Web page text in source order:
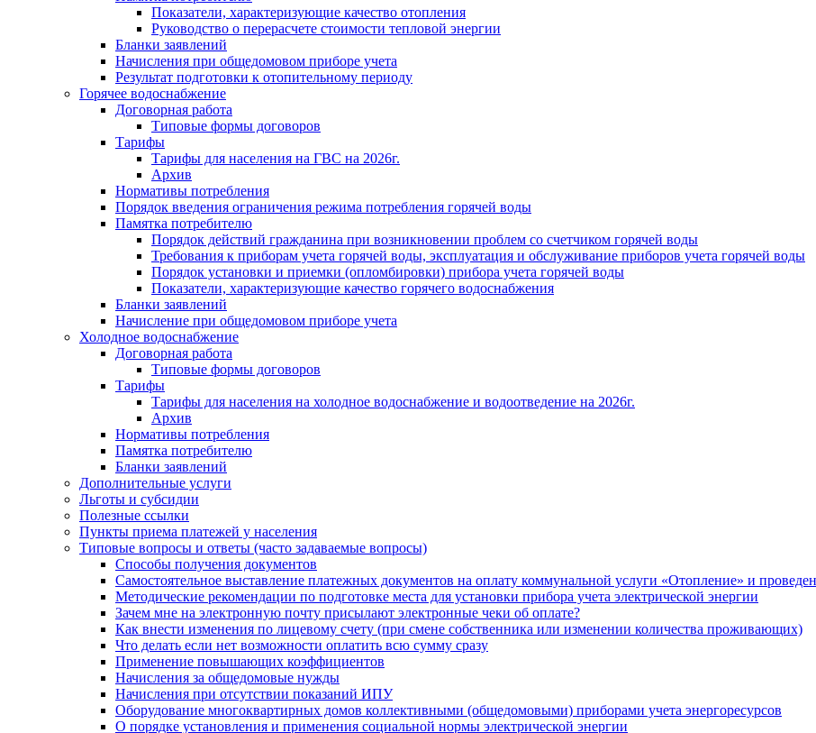
Показатели, характеризующие качество отопления
Руководство о перерасчете стоимости тепловой энергии
Бланки заявлений
Начисления при общедомовом приборе учета
Результат подготовки к отопительному периоду
Горячее водоснабжение
Договорная работа
Типовые формы договоров
Тарифы
Тарифы для населения на ГВС на 2026г.
Архив
Нормативы потребления
Порядок введения ограничения режима потребления горячей воды
Памятка потребителю
Порядок действий гражданина при возникновении проблем со счетчиком горячей воды
Требования к приборам учета горячей воды, эксплуатация и обслуживание приборов учета горячей воды
Порядок установки и приемки (опломбировки) прибора учета горячей воды
Показатели, характеризующие качество горячего водоснабжения
Бланки заявлений
Начисление при общедомовом приборе учета
Холодное водоснабжение
Договорная работа
Типовые формы договоров
Тарифы
Тарифы для населения на холодное водоснабжение и водоотведение на 2026г.
Архив
Нормативы потребления
Памятка потребителю
Бланки заявлений
Дополнительные услуги
Льготы и субсидии
Полезные ссылки
Пункты приема платежей у населения
Типовые вопросы и ответы (часто задаваемые вопросы)
Способы получения документов
Самостоятельное выставление платежных документов на оплату коммунальной услуги «Отопление» и
Методические рекомендации по подготовке места для установки прибора учета электрической энергии
Зачем мне на электронную почту присылают электронные чеки об оплате?
Как внести изменения по лицевому счету (при смене собственника или изменении количества проживающих)
Что делать если нет возможности оплатить всю сумму сразу
Применение повышающих коэффициентов
Начисления за общедомовые нужды
Начисления при отсутствии показаний ИПУ
Оборудование многоквартирных домов коллективными (общедомовыми) приборами учета энергоресурсов
О порядке установления и применения социальной нормы электрической энергии